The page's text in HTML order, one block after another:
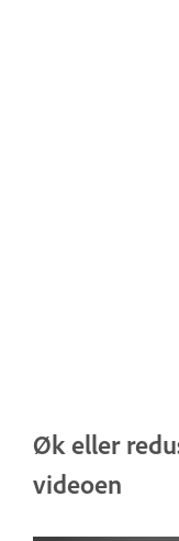
Øk eller
videoen